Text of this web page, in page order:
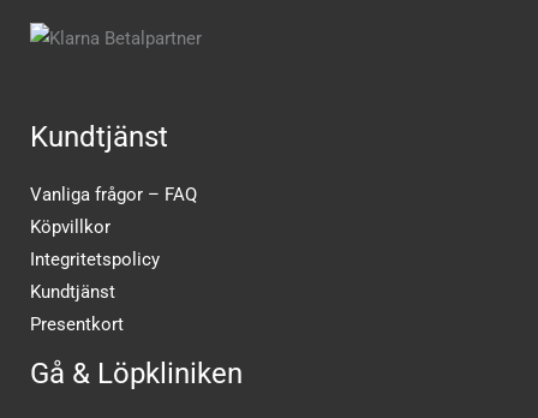
Kundtjänst
Vanliga frågor – FAQ
Köpvillkor
Integritetspolicy
Kundtjänst
Presentkort
Gå & Löpkliniken